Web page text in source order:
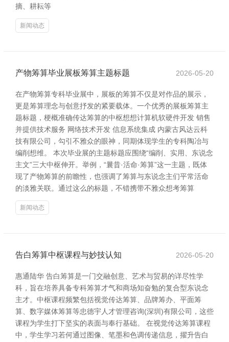
摘、耕耘等
新闻动态
产物筹算毕业展板筹算主题标题 2026-05-20
在产物筹算专科毕业展中，展板的筹算不仅是对作品的展示，
更是筹算理念与创意抒发的紧要载体。一个优秀的展板筹算主
题标题，梗概准确传达筹算的中枢想想计算机软硬件开发 销售
并提供技术服务 网络技术开发 信息系统集成 内蒙古风达云科
技有限公司，勾引不雅众的眼神，同期体现学生的专科陶冶与
编削想维。 本次毕业展的主题标题应围绕“编削、实用、东说念
主文”三大中枢伸开。举例，“曩昔·活命·筹算”这一主题，既体
现了产物筹算的前瞻性，也强调了筹算与东说念主们平常活命
的淡雅关联。通过这么的标题，不错携带不雅众想考筹算
新闻动态
告白筹算中枢课程与妙技认知 2026-05-20
惠通陆华 告白筹算是一门交融创意、艺术与贸易的详尽性学
科，旨在培养具备专科筹算才气和商场知奋勉的复合型东说念
主才。中枢课程频繁包括视觉传达筹算、品牌筹办、平面筹
算、数字媒体筹算等忠德宇人才管理咨询(深圳)有限公司，这些
课程为学生打下坚实的表面与奉行基础。 在视觉传达筹算课程
中，学生学习若何通过图像、笔墨和色调传递信息，擢升告白